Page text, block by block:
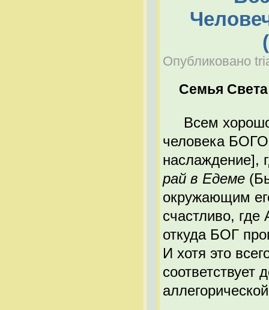
Опубликовано
Семья Света
Всем хорошо
человека
наслаждение],
рай в Едеме
окружающим
счастливо,
откуда БОГ
И хотя это
соответствует